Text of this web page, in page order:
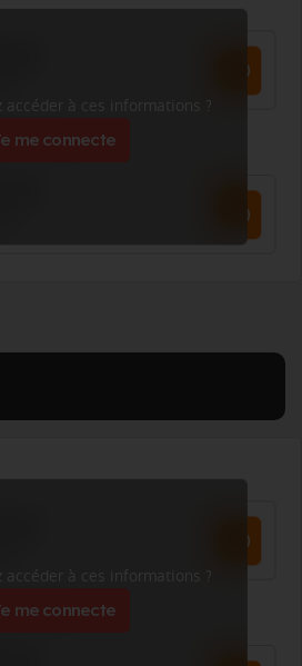
accéder à ces informations ?
me connecte
accéder à ces informations ?
me connecte